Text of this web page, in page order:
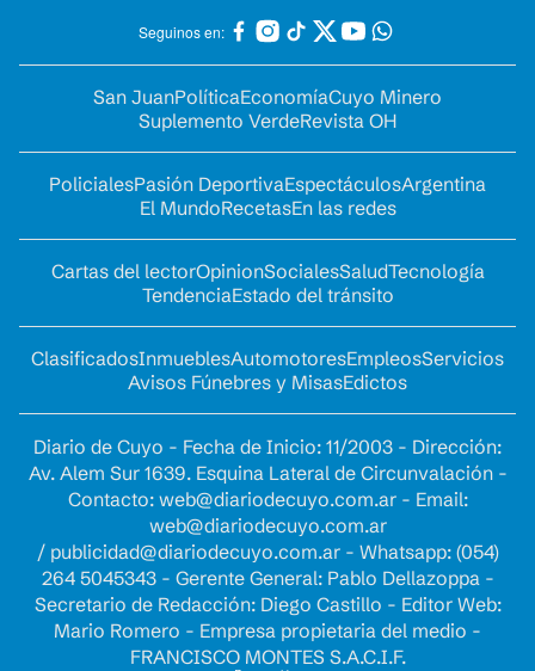
Seguinos en:
San JuanPolíticaEconomíaCuyo Minero
Suplemento VerdeRevista OH
PolicialesPasión DeportivaEspectáculosArgentina
El MundoRecetasEn las redes
Cartas del lectorOpinionSocialesSaludTecnología
TendenciaEstado del tránsito
ClasificadosInmueblesAutomotoresEmpleosServicios
Avisos Fúnebres y MisasEdictos
Diario de Cuyo - Fecha de Inicio: 11/2003 - Dirección:
Av. Alem Sur 1639. Esquina Lateral de Circunvalación -
Contacto: web@diariodecuyo.com.ar- Email:
web@diariodecuyo.com.ar
/ publicidad@diariodecuyo.com.ar- Whatsapp: (054)
264 5045343 - Gerente General: Pablo Dellazoppa -
Secretario de Redacción: Diego Castillo - Editor Web:
Mario Romero - Empresa propietaria del medio -
FRANCISCO MONTES S.A.C.I.F.